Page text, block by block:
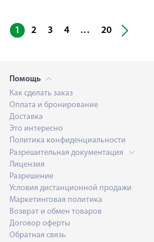
1 2 3 4 ... 20
Помощь
Как сделать заказ
Оплата и бронирование
Доставка
Это интересно
Политика конфиденциальности
Разрешительная документация
Лицензия
Разрешение
Условия дистанционной продажи
Маркетинговая политика
Возврат и обмен товаров
Договор оферты
Обратная связь